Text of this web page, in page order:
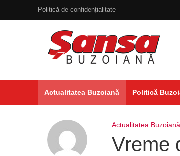
Politică de confidențialitate
Actualitatea Buzoiană Politică
Actualitatea Buzoiană
Vreme